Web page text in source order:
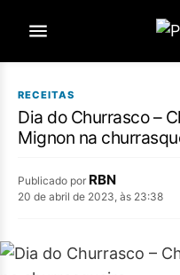
RECEITAS
Dia do Churrasco –
Mignon na
Publicado por RBN
20 de abril de 2023, às 23:38